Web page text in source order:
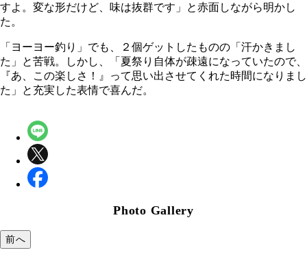
すよ。変な形だけど、味は抜群です」と赤面しながら明かし
た。
「ヨーヨー釣り」でも、２個ゲットしたものの「汗かきまし
た」と苦戦。しかし、「夏祭り自体が疎遠になっていたので、
『あ、この楽しさ！』って思い出させてくれた時間になりまし
た」と充実した表情で喜んだ。
Photo Gallery
前へ